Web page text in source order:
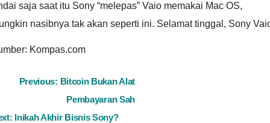
saja saat itu Sony “melepas” Vaio memakai Mac OS,
nasibnya tak akan seperti ini. Selamat tinggal, Sony
Kompas.com
Previous: Bitcoin Bukan Alat
Pembayaran Sah
Inikah Akhir Bisnis Sony?